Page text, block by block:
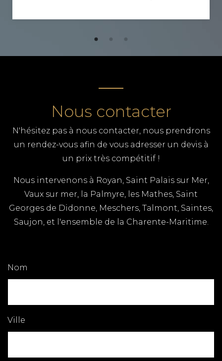
Nous contacter
N'hésitez pas à nous contacter, nous prendrons
un rendez-vous afin de vous adresser un devis à
un prix très compétitif !
Nous intervenons à Royan, Saint Palais sur Mer,
Vaux sur mer, la Palmyre, les Mathes, Saint
Georges de Didonne, Meschers, Talmont, Saintes,
Saujon, et l'ensemble de la Charente-Maritime.
Nom
Ville